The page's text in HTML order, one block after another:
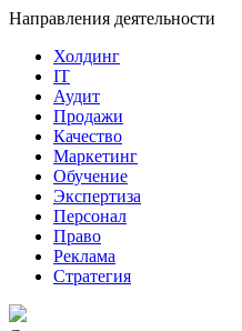
Направления деятельности
Холдинг
IT
Аудит
Продажи
Качество
Маркетинг
Обучение
Экспертиза
Персонал
Право
Реклама
Стратегия